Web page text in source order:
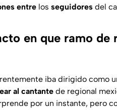
entre los seguidores del
en que ramo
iba dirigido como
al cantante de regional
por un instante, pero